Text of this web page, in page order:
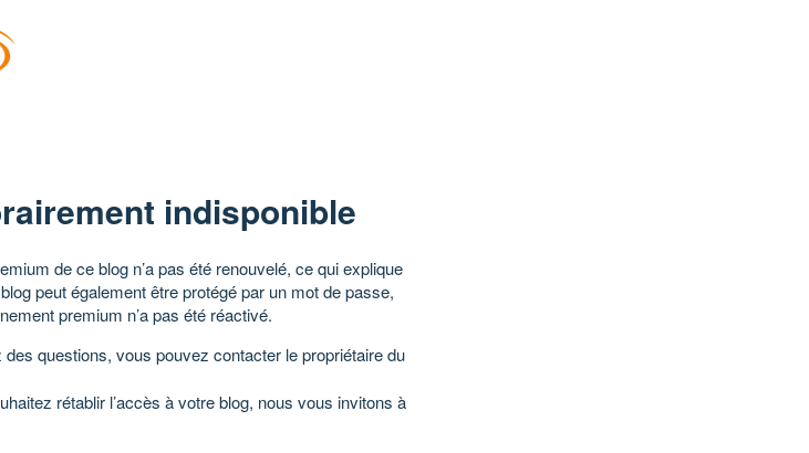
indisponible
de ce blog n’a pas été renouvelé, ce qui explique
peut également être protégé par un mot de passe,
premium n’a pas été réactivé.
des questions, vous pouvez contacter le propriétaire du
rétablir l’accès à votre blog, nous vous invitons à